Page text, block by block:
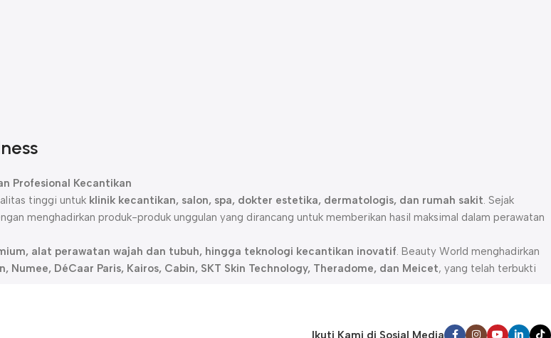
Profesional Kecantikan
tinggi untuk klinik kecantikan, salon, spa, dokter estetika, dermatologis, dan rumah sakit. Sejak
menghadirkan produk-produk unggulan yang dirancang untuk memberikan hasil maksimal dalam perawatan
alat perawatan wajah dan tubuh, hingga teknologi kecantikan inovatif. Beauty World menghadirkan
Numee, DéCaar Paris, Kairos, Cabin, SKT Skin Technology, Theradome, dan Meicet, yang telah terbukti
Ikuti Kami di Sosial Media